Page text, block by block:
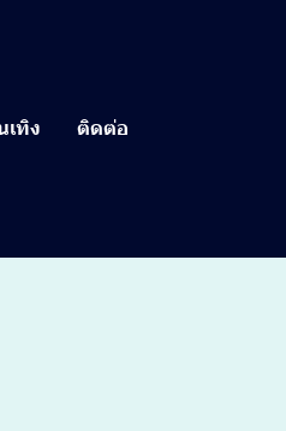
เทิง ติดต่อ